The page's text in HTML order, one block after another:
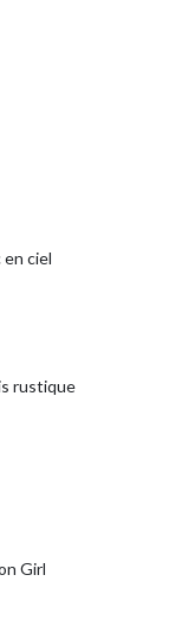
ciel
rustique
Girl